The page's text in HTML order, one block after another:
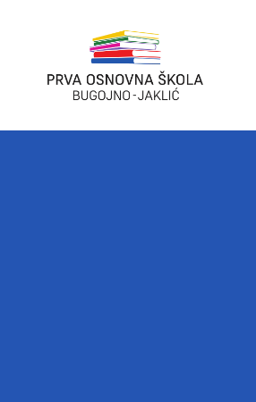
osnovna